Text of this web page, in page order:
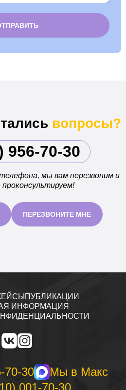
вопросы?
956-70-30
мы вам перезвоним и
ПЕРЕЗВОНИТЕ МНЕ
ПУБЛИКАЦИИ
ИНФОРМАЦИЯ
70-30
Мы в Макс